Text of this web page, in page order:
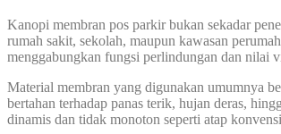
Kanopi membran pos parkir bukan sekadar
rumah sakit, sekolah, maupun kawasan
menggabungkan fungsi perlindungan dan nilai
Material membran yang digunakan umumnya
bertahan terhadap panas terik, hujan deras,
dinamis dan tidak monoton seperti atap